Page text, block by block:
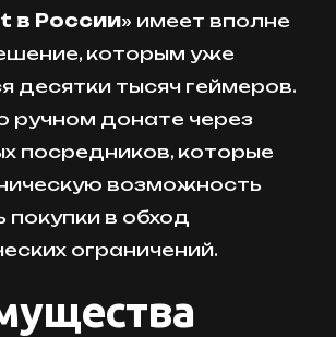
в России» имеет вполне
которым уже
десятки тысяч геймеров.
ручном донате через
посредников, которые
возможность
в обход
ограничений.